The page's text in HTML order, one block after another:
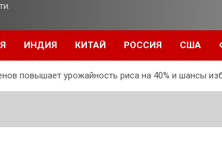
ИНДИЯ КИТАЙ РОССИЯ США
повышает урожайность риса на 40% и шансы